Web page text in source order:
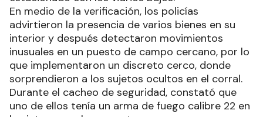
En medio de la verificación, los policías
advirtieron la presencia de varios bienes en su
interior y después detectaron movimientos
inusuales en un puesto de campo cercano, por lo
que implementaron un discreto cerco, donde
sorprendieron a los sujetos ocultos en el corral.
Durante el cacheo de seguridad, constató que
uno de ellos tenía un arma de fuego calibre 22 en